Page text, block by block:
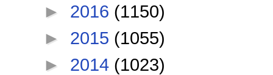
► 2016 (1150)
► 2015 (1055)
► 2014 (1023)